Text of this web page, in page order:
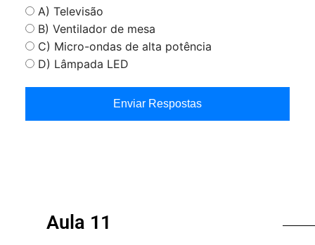
A) Televisão
B) Ventilador de mesa
C) Micro-ondas de alta potência
D) Lâmpada LED
Enviar Respostas
Aula 11